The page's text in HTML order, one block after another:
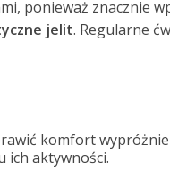
ponieważ znacznie
jelit. Regularne
komfort
ich aktywności.